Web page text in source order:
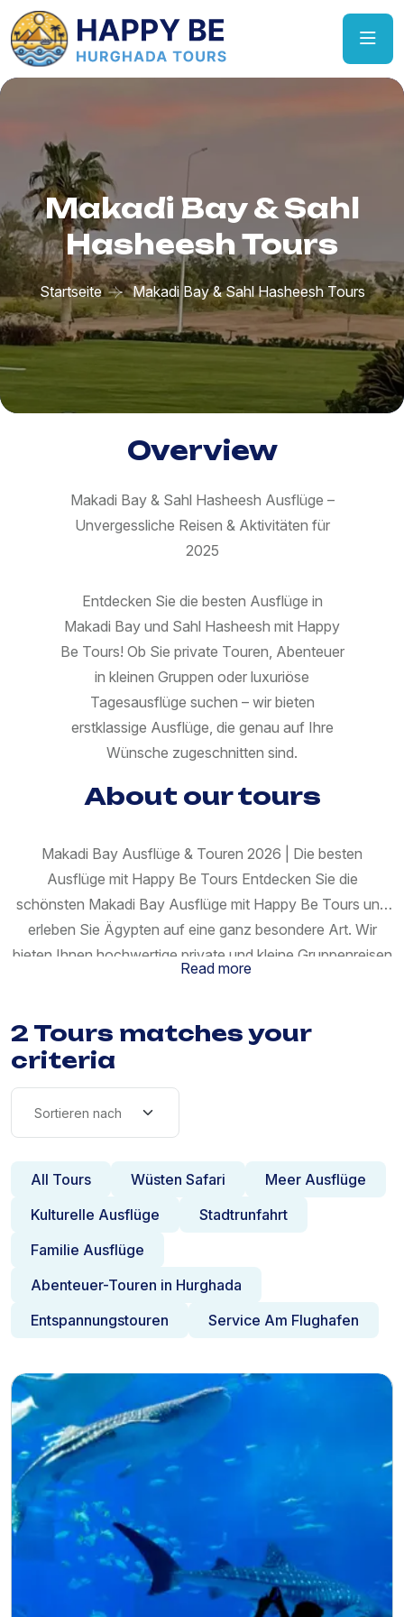
Makadi Bay & Sahl
Hasheesh Tours
Startseite Makadi Bay & Sahl Hasheesh Tours
Overview
Makadi Bay & Sahl Hasheesh Ausflüge –
Unvergessliche Reisen & Aktivitäten für
2025
Entdecken Sie die besten Ausflüge in
Makadi Bay und Sahl Hasheesh mit Happy
Be Tours! Ob Sie private Touren, Abenteuer
in kleinen Gruppen oder luxuriöse
Tagesausflüge suchen – wir bieten
erstklassige Ausflüge, die genau auf Ihre
Wünsche zugeschnitten sind.
About our tours
Makadi Bay Ausflüge & Touren 2026 | Die besten
Ausflüge mit Happy Be Tours Entdecken Sie die
schönsten Makadi Bay Ausflüge mit Happy Be Tours und
erleben Sie Ägypten auf eine ganz besondere Art. Wir
bieten Ihnen hochwertige private und kleine Gruppenreisen
Verkaufsveranstaltungen und keine versteckten Kosten. Ihr
Hotel in Makadi Bay dient lediglich als bequemer Abhol-
traumhafte Inseln im Roten Meer oder aufregende
Wüstensafaris – bei uns finden Sie die beliebtesten Makadi
Leistungs-Verhältnis. Warum Happy Be Tours? Happy Be
Tours ist Ihr zuverlässiger deutschsprachiger
Deutschsprachige und englischsprachige Reiseleiter
Private Touren und kleine Gruppen Persönliche Betreuung
Verkaufsstopps Faire Preise ohne versteckte Kosten und
Touristik, ETI, Anex, Alltours, Easyjet holidays, sun
International und MTS Globe Einfache Online-Buchung mit
sofortiger Bestätigung WhatsApp-Support vor und
während Ihres Urlaubs Die beliebtesten Makadi Bay
Ausflüge 2026 Kulturelle Ausflüge & Kompakt Touren
Ausflug nach Luxor ins Tal der Könige ab Sahl Hasheesh
Privater Luxor Ausflug ab Makadi Bay Kairo und die
Pyramiden von Gizeh an einem Tag inklusive privater
Transfer ab Sahl Hasheesh Hotels. Kairo mit Flugzeug ab
Makadi Bay und TUI Blue Hotel Zweitägige Luxor mit
Read more
2 Tours matches your
criteria
All Tours Wüsten Safari
Meer Ausflüge
Kulturelle Ausflüge
Stadtrunfahrt
Familie Ausflüge
Abenteuer-Touren in Hurghada
Entspannungstouren
Service Am Flughafen